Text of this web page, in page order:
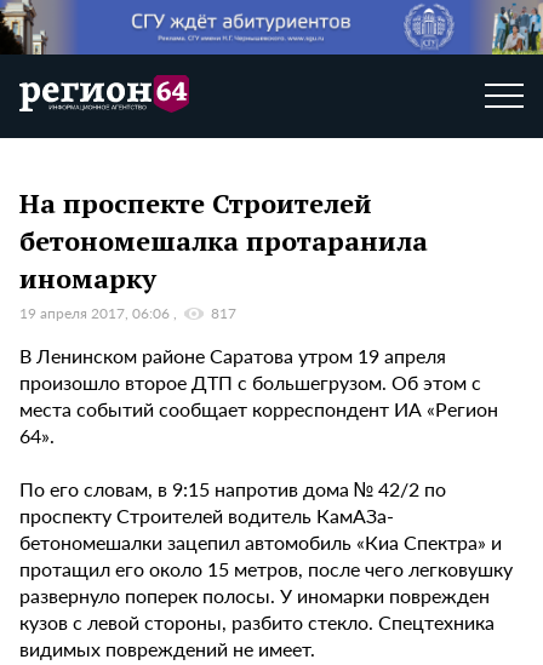
На проспекте Строителей
бетономешалка протаранила
иномарку
19 апреля 2017, 06:06 817
В Ленинском районе Саратова утром 19 апреля
произошло второе ДТП с большегрузом. Об этом с
места событий сообщает корреспондент ИА «Регион
64».
По его словам, в 9:15 напротив дома № 42/2 по
проспекту Строителей водитель КамАЗа-
бетономешалки зацепил автомобиль «Киа Спектра» и
протащил его около 15 метров, после чего легковушку
развернуло поперек полосы. У иномарки поврежден
кузов с левой стороны, разбито стекло. Спецтехника
видимых повреждений не имеет.